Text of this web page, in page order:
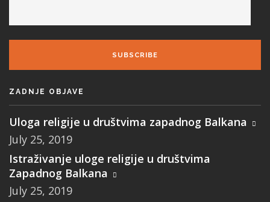
SUBSCRIBE
ZADNJE OBJAVE
Uloga religije u društvima zapadnog Balkana
July 25, 2019
Istraživanje uloge religije u društvima
Zapadnog Balkana
July 25, 2019